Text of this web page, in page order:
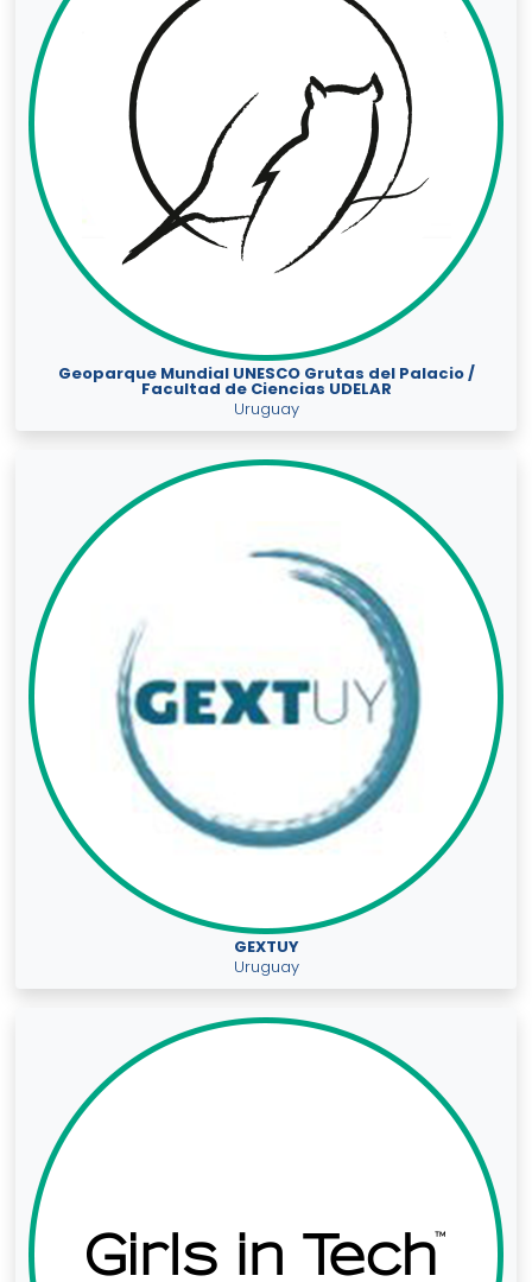
Geoparque Mundial UNESCO Grutas del Palacio /
Facultad de Ciencias UDELAR
Uruguay
GEXTUY
Uruguay